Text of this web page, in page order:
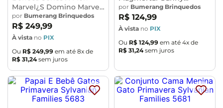
Marvel¿S Domino Marvel
Legends E9286
por Bumerang Brinquedos
R$ 249,99
À vista no PIX
Ou R$ 249,99 em até 8x de
R$ 31,24sem juros
002602
por Bumerang Brinquedos
R$ 124,99
À vista no PIX
Ou R$ 124,99 em até 4x de
R$ 31,24sem juros